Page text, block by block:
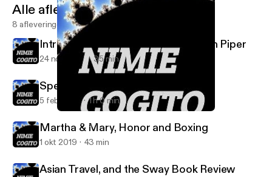
Nimie Cogito
Alle afleveringen
8 afleveringen
Introduction to Disiring God by John Piper
24 nov 2020 35 min
Speaking the Truth in Love
5 feb 2020 1 h 0 min
Martha & Mary, Honor and Boxing
1 okt 2019 43 min
Asian Travel, and the Sway Book Review